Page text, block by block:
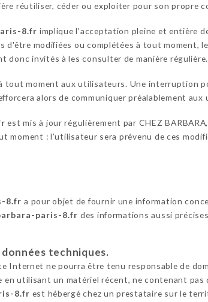
réutiliser, céder ou exploiter pour son propre
8.fr implique l'acceptation pleine et entière
modifiées ou complétées à tout moment,
donc invités à les consulter de manière régulière.
tout moment aux utilisateurs. Une interruption
alors de communiquer préalablement
est mis à jour régulièrement par CHEZ
moment : l’utilisateur sera prévenu de ces
8.fr a pour objet de fournir une information
paris-8.fr des informations aussi
techniques.
Internet ne pourra être tenu responsable de
en utilisant un matériel récent, ne contenant
8.fr est hébergé chez un prestataire sur le